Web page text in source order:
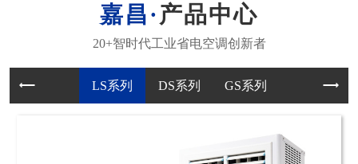
产品中心
LS系列 DS系列 GS系列